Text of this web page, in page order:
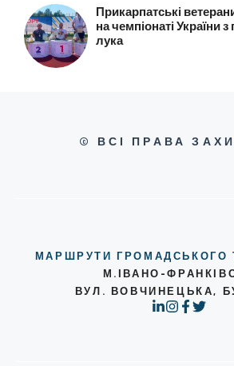
Прикарпатські
на чемпіонаті України
лука
© ВСІ ПРАВА
МАРШРУТИ ГРОМАДСЬКОГО
М.ІВАНО-
ВУЛ. ВОВЧИНЕЦЬКА,